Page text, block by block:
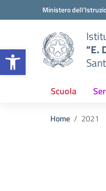
Apri la barra
Vai ai contenuti
Vai al menu di navigazione
Ministero
"E.
Scuola
Home 2021